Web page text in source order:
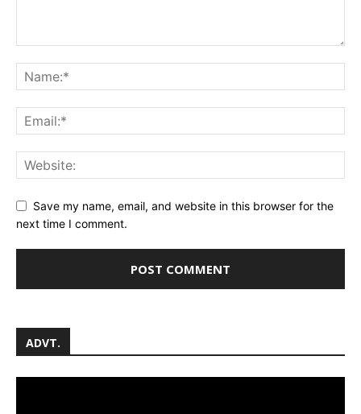
Save my name, email, and website in this browser for the
next time I comment.
ADVT.